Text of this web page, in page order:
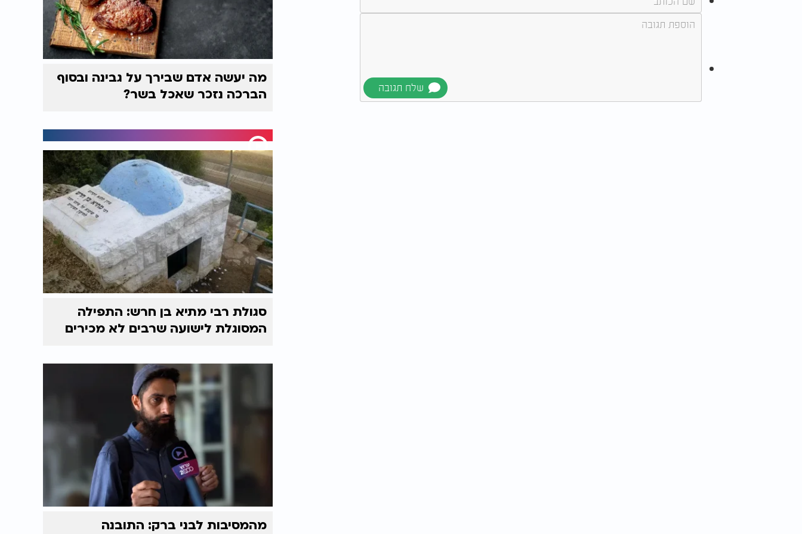
מה יעשה אדם שבירך על גבינה ובסוף
הברכה נזכר שאכל בשר?
סגולת רבי מתיא בן חרש: התפילה
המסוגלת לישועה שרבים לא מכירים
מהמסיבות לבני ברק: התובנה